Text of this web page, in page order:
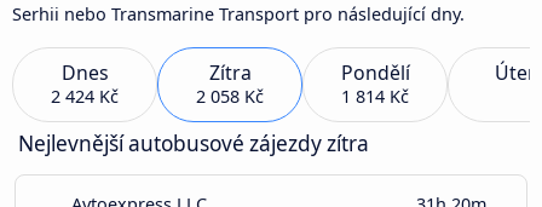
Serhii nebo Transmarine Transport pro následující dny.
Dnes
2 424 Kč
Zítra
2 058 Kč
Pondělí
1 814 Kč
Nejlevnější autobusové zájezdy zítra